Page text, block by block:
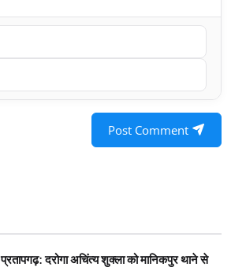
Post Comment
प्रतापगढ़: दरोगा अचिंत्य शुक्ला को मानिकपुर थाने से